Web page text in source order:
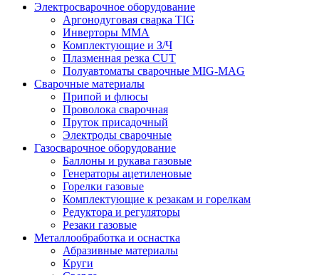
Электросварочное оборудование
Аргонодуговая сварка TIG
Инверторы ММА
Комплектующие и З/Ч
Плазменная резка CUT
Полуавтоматы сварочные MIG-MAG
Сварочные материалы
Припой и флюсы
Проволока сварочная
Пруток присадочный
Электроды сварочные
Газосварочное оборудование
Баллоны и рукава газовые
Генераторы ацетиленовые
Горелки газовые
Комплектующие к резакам и горелкам
Редуктора и регуляторы
Резаки газовые
Металлообработка и оснастка
Абразивные материалы
Круги